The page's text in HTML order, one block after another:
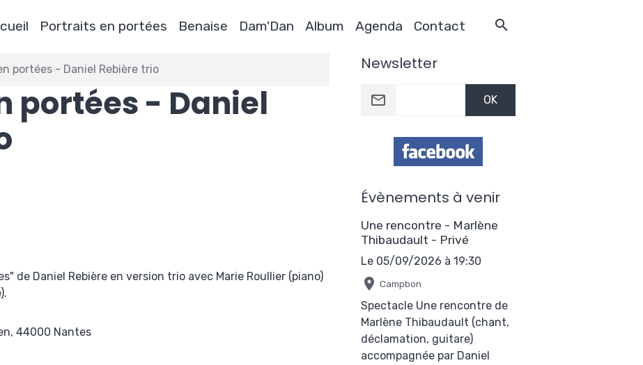
Portraits en portées Benaise Dam'Dan Album Agenda Contact
portées - Daniel Rebière trio
portées - Daniel
de Daniel Rebière en version trio avec Marie Roullier (piano)
44000 Nantes
Newsletter
OK
Évènements à venir
Une rencontre - Marlène
Thibaudault - Privé
Le 05/09/2026 à 19:30
Campbon
Spectacle Une rencontre de
Marlène Thibaudault (chant,
déclamation, guitare)
accompagnée par Daniel